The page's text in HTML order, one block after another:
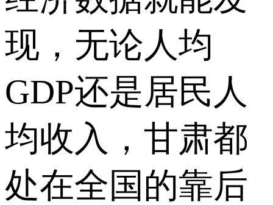
现，无论人均
GDP还是居民人
均收入，甘肃都
处在全国的靠后